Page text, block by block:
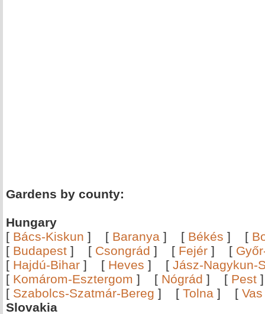
Gardens by county:
Hungary
[ Bács-Kiskun ] [ Baranya ] [ Békés ] [
[ Budapest ] [ Csongrád ] [ Fejér ] [
[ Hajdú-Bihar ] [ Heves ] [ Jász-Nagykun-
[ Komárom-Esztergom ] [ Nógrád ] [ Pest
[ Szabolcs-Szatmár-Bereg ] [ Tolna ] [ Vas
Slovakia